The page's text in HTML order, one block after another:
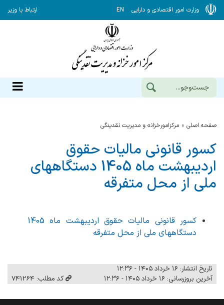
وزارت امور اقتصادی و دارایی EN ارتباط با وزیر
صفحه اصلی مرکزامورخزانه و مدیریت نقدینگی
کسور قانونی مالیات حقوق
اردیبهشت ماه 1405 دستگاههای
ملی از محل متفرقه
کسور قانونی مالیات حقوق اردیبهشت ماه 1405
دستگاههای ملی از محل متفرقه
تاریخ انتشار: ۱۶ خرداد ۱۴۰۵ - ۱۲:۳۶
آخرین بروزرسانی: ۱۶ خرداد ۱۴۰۵ - ۱۲:۳۶
کد مطلب: 741264